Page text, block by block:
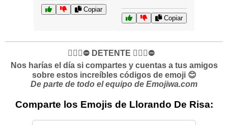
Copiar
Copiar
✋🏻🛑⛔️ DETENTE ✋🏻🛑⛔️
Nos harías el día si compartes y cuentas a tus amigos
sobre estos increíbles códigos de emoji 😊
De parte de todo el equipo de Emojiwa.com
Comparte los Emojis de Llorando De Risa: